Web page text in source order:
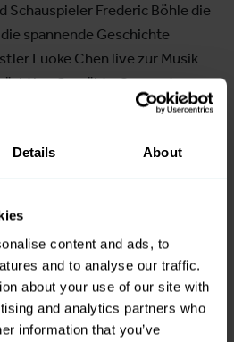
Details About
content and ads, to
and to analyse our traffic.
about your use of our site with
and analytics partners who
information that you’ve
Schauspieler Frederic Böhle die
spannende Geschichte
Luoke Chen live zur Musik
Gemälde. So werden
sondern auch sichtbar. Neben
Instrumente-
auf das